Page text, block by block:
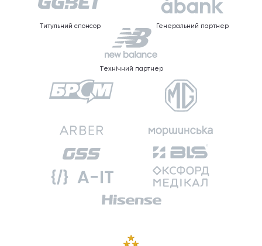
Титульний спонсор Генеральний партнер
Технічний партнер